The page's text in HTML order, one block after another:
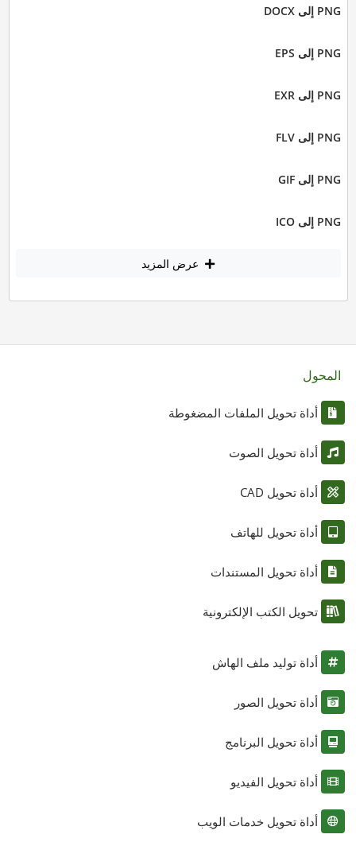
PNG إلى DOCX
PNG إلى EPS
PNG إلى EXR
PNG إلى FLV
PNG إلى GIF
PNG إلى ICO
عرض المزيد
المحول
أداة تحويل الملفات المضغوطة
أداة تحويل الصوت
أداة تحويل CAD
أداة تحويل للهاتف
أداة تحويل المستندات
تحويل الكتب الإلكترونية
أداة توليد ملف الهاش
أداة تحويل الصور
أداة تحويل البرنامج
أداة تحويل الفيديو
أداة تحويل خدمات الويب